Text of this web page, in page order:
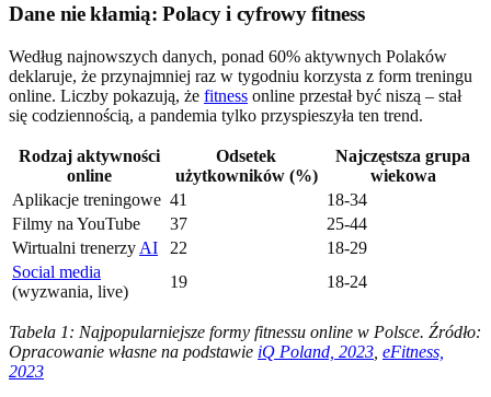
Dane nie kłamią: Polacy i cyfrowy fitness
Według najnowszych danych, ponad 60% aktywnych Polaków
deklaruje, że przynajmniej raz w tygodniu korzysta z form treningu
online. Liczby pokazują, że fitness online przestał być niszą – stał
się codziennością, a pandemia tylko przyspieszyła ten trend.
Rodzaj aktywności
online
Odsetek
użytkowników (%)
Najczęstsza grupa
wiekowa
Aplikacje treningowe 41
18-34
Filmy na YouTube
37
25-44
Wirtualni trenerzy AI 22
18-29
Social media
(wyzwania, live)
19 18-24
Tabela 1: Najpopularniejsze formy fitnessu online w Polsce. Źródło:
Opracowanie własne na podstawie iQ Poland, 2023 eFitness,
2023